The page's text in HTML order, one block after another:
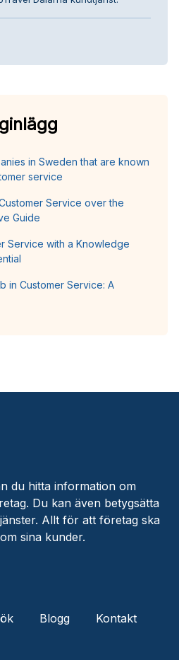
in Sweden that are known
service
Service over the
Guide
Service with a Knowledge
in Customer Service: A
du hitta information om
Du kan även betygsätta
Allt för att företag ska
sina kunder.
Blogg
Kontakt